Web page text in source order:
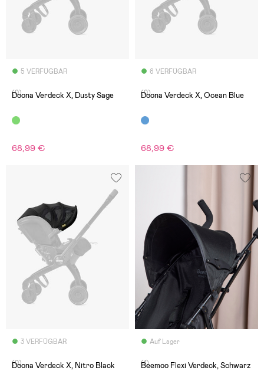
5 VERFÜGBAR
(0)
Doona Verdeck X, Dusty Sage
68,99 €
6 VERFÜGBAR
(0)
Doona Verdeck X, Ocean Blue
68,99 €
3 VERFÜGBAR
(0)
Doona Verdeck X, Nitro Black
Auf Lager
(1)
Beemoo Flexi Verdeck, Schwarz